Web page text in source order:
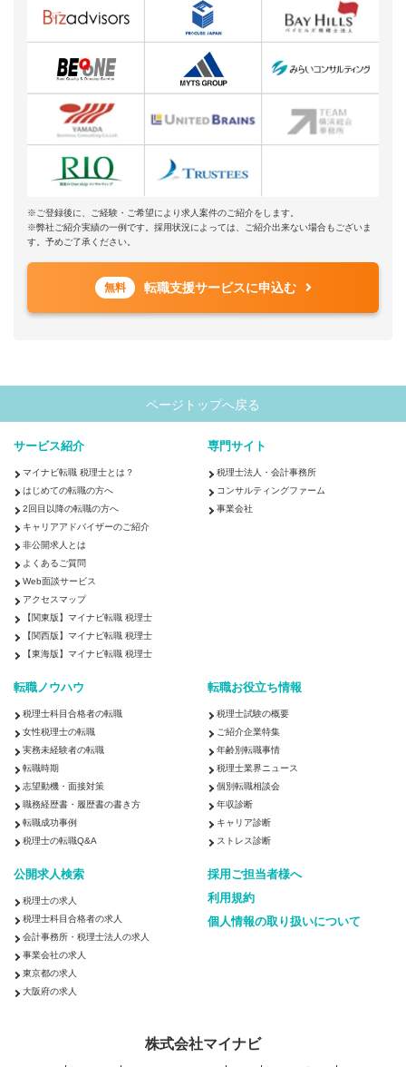
※ご登録後に、ご経験・ご希望により求人案件のご紹介をします。
※弊社ご紹介実績の一例です。採用状況によっては、ご紹介出来ない場合もございま
す。予めご了承ください。
無料 転職支援サービスに申込む
ページトップへ戻る
サービス紹介
マイナビ転職 税理士とは？
はじめての転職の方へ
2回目以降の転職の方へ
キャリアアドバイザーのご紹介
非公開求人とは
よくあるご質問
Web面談サービス
アクセスマップ
【関東版】マイナビ転職 税理士
【関西版】マイナビ転職 税理士
【東海版】マイナビ転職 税理士
専門サイト
税理士法人・会計事務所
コンサルティングファーム
事業会社
転職ノウハウ
税理士科目合格者の転職
女性税理士の転職
実務未経験者の転職
転職時期
志望動機・面接対策
職務経歴書・履歴書の書き方
転職成功事例
税理士の転職Q&A
転職お役立ち情報
税理士試験の概要
ご紹介企業特集
年齢別転職事情
税理士業界ニュース
個別転職相談会
年収診断
キャリア診断
ストレス診断
公開求人検索
税理士の求人
税理士科目合格者の求人
会計事務所・税理士法人の求人
事業会社の求人
東京都の求人
大阪府の求人
採用ご担当者様へ
利用規約
個人情報の取り扱いについて
株式会社マイナビ